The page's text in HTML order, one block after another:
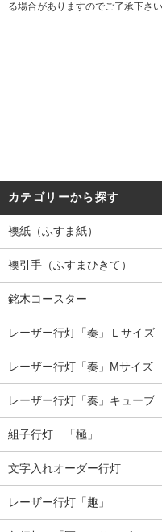
る場合がありますのでご了承下さい
カテゴリーから探す
襖紙（ふすま紙）
襖引手（ふすまひきて）
銘木コースター
レーザー行灯「奏」Ｌサイズ
レーザー行灯「奏」Mサイズ
レーザー行灯「奏」キューブ
組子行灯 「極」
文字入れオーダー行灯
レーザー行灯「趣」